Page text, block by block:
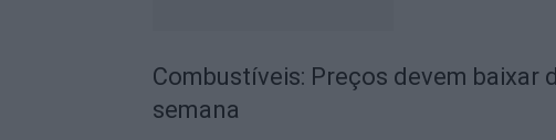
Combustíveis: Preços devem baixar
semana